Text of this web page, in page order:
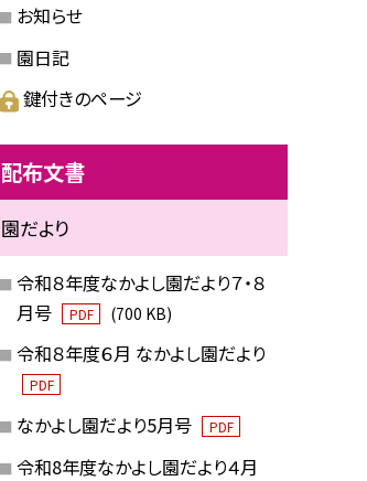
お知らせ
園日記
鍵付きのページ
配布文書
園だより
令和８年度なかよし園だより７・８
月号
PDF (700 KB)
令和８年度６月 なかよし園だより
PDF
なかよし園だより5月号 PDF
令和8年度なかよし園だより４月